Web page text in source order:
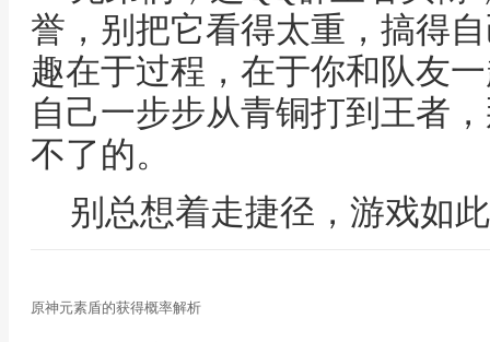
誉，别把它看得太重，搞得
趣在于过程，在于你和队友
自己一步步从青铜打到王者
不了的。
别总想着走捷径，游戏如
原神元素盾的获得概率解析